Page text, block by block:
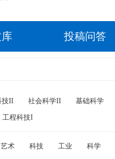
投稿问答
技II 社会科学II 基础科学
工程科技I
艺术 科技 工业 科学